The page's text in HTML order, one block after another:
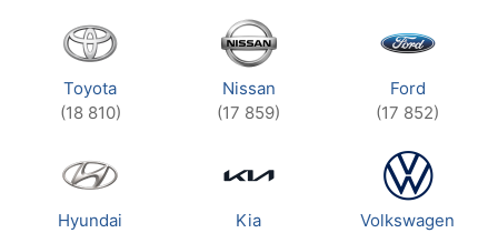
Toyota
(18 810)
Nissan
(17 859)
Ford
(17 852)
Hyundai
Kia
Volkswagen